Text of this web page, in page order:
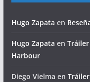
Hugo Zapata en
Hugo Zapata en
Harbour
Diego Vielma en